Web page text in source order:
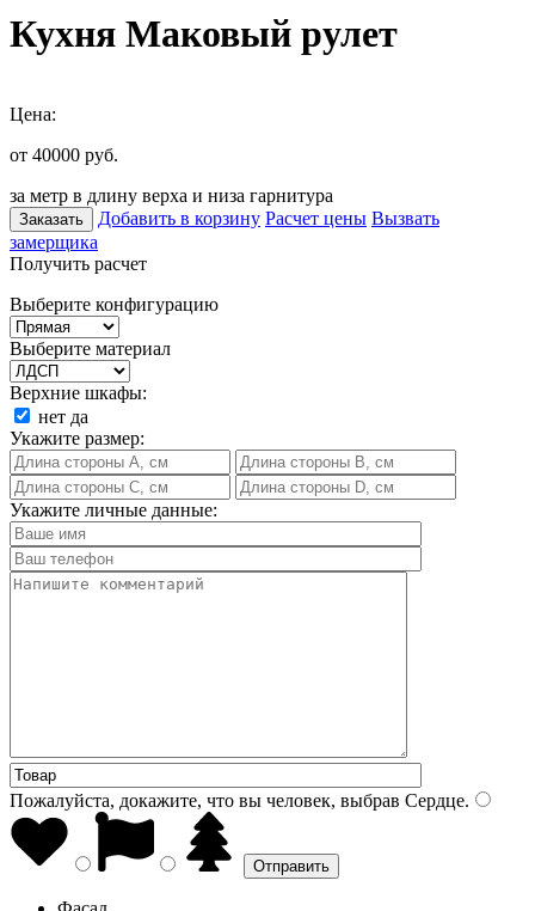
Кухня Маковый рулет
Цена:
от 40000 руб.
за метр в длину верха и низа гарнитура
Заказать Добавить в корзину Расчет цены Вызвать
замерщика
Получить расчет
Выберите конфигурацию
Выберите материал
Верхние шкафы:
нет да
Укажите размер:
Укажите личные данные:
Пожалуйста, докажите, что вы человек, выбрав Сердце.